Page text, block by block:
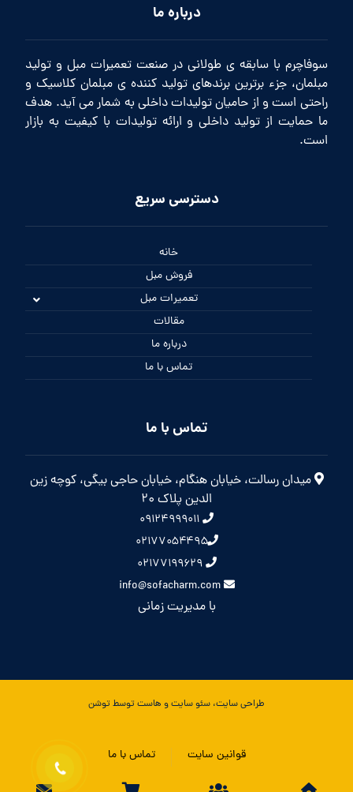
درباره ما
سوفاچرم با سابقه ی طولانی در صنعت تعمیرات مبل و تولید
مبلمان، جزء برترین برندهای تولید کننده ی مبلمان کلاسیک و
راحتی است و از حامیان تولیدات داخلی به شمار می آید. هدف
ما حمایت از تولید داخلی و ارائه تولیدات با کیفیت به بازار
است.
دسترسی سریع
خانه
فروش مبل
تعمیرات مبل
مقالات
درباره ما
تماس با ما
تماس با ما
میدان رسالت، خیابان هنگام، خیابان حاجی بیگی، کوچه زین
الدین پلاک 20
۰۲۱۷۷۰۵۴۴۹۵
۰۲۱۷۷۱۹۹۶۲۹
info@sofacharm.com
با مدیریت زمانی
طراحی سایت، سئو سایت و هاست توسط توشن
تماس با ما قوانین سایت